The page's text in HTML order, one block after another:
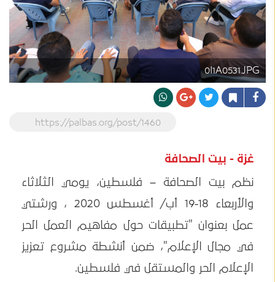
0I1A0531.JPG
https://palbas.org/post/1460
غزة - بيت الصحافة
نظم بيت الصحافة – فلسطين، يومي الثلاثاء
والأربعاء 18-19 أب/ أغسطس 2020 ، ورشتي
عمل بعنوان "تطبيقات حول مفاهيم العمل الحر
في مجال الإعلام"، ضمن أنشطة مشروع تعزيز
الإعلام الحر والمستقل في فلسطين.